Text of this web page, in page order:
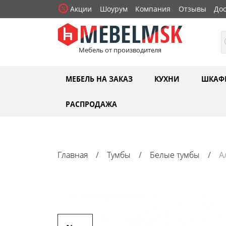
Акции Шоурум Компания Отзывы
Мебель от производителя
МЕБЕЛЬ НА ЗАКАЗ КУХНИ
РАСПРОДАЖА
Главная Тумбы Белые тумбы